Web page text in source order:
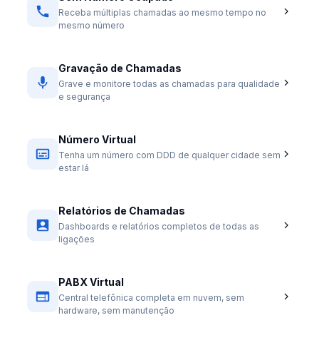
Receba múltiplas chamadas ao mesmo tempo no
mesmo número
Gravação de Chamadas
Grave e monitore todas as chamadas para qualidade
e segurança
Número Virtual
Tenha um número com DDD de qualquer cidade sem
estar lá
Relatórios de Chamadas
Dashboards e relatórios completos de todas as
ligações
PABX Virtual
Central telefônica completa em nuvem, sem
hardware, sem manutenção